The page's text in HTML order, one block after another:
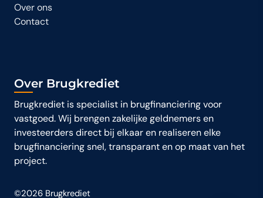
Over ons
Contact
Over Brugkrediet
Brugkrediet is specialist in brugfinanciering voor
vastgoed. Wij brengen zakelijke geldnemers en
investeerders direct bij elkaar en realiseren elke
brugfinanciering snel, transparant en op maat van het
project.
©2026 Brugkrediet